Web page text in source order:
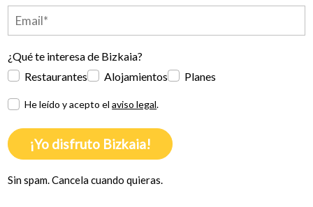
¿Qué te interesa de Bizkaia?
Restaurantes
Alojamientos Planes
He leído y acepto elaviso legal.
¡Yo disfruto Bizkaia!
Sin spam. Cancela cuando quieras.